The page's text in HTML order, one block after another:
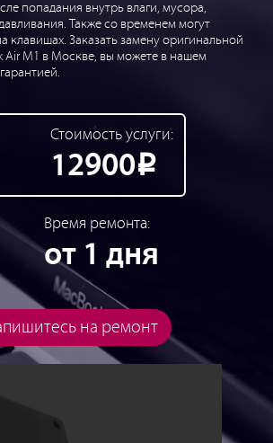
попадания внутрь влаги, мусора,
Также со временем могут
клавишах. Заказать замену оригинальной
Air M1 в Москве, вы можете в нашем
Стоимость услуги:
12900Р
Время ремонта:
от 1 дня
на ремонт